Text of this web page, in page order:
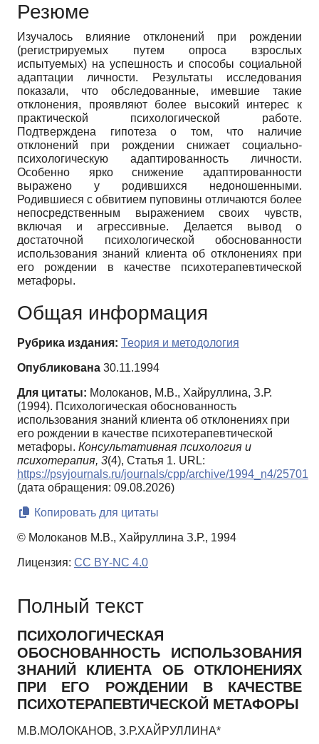
Резюме
Изучалось влияние отклонений при рождении
(регистрируемых путем опроса взрослых
испытуемых) на успешность и способы социальной
адаптации личности. Результаты исследования
показали, что обследованные, имевшие такие
отклонения, проявляют более высокий интерес к
практической психологической работе.
Подтверждена гипотеза о том, что наличие
отклонений при рождении снижает социально-
психологическую адаптированность личности.
Особенно ярко снижение адаптированности
выражено у родившихся недоношенными.
Родившиеся с обвитием пуповины отличаются более
непосредственным выражением своих чувств,
включая и агрессивные. Делается вывод о
достаточной психологической обоснованности
использования знаний клиента об отклонениях при
его рождении в качестве психотерапевтической
метафоры.
Общая информация
Рубрика издания: Теория и методология
Опубликована 30.11.1994
Для цитаты: Молоканов, М.В., Хайруллина, З.Р.
(1994). Психологическая обоснованность
использования знаний клиента об отклонениях при
его рождении в качестве психотерапевтической
метафоры. Консультативная психология и
психотерапия, 3(4), Статья 1. URL:
https://psyjournals.ru/journals/cpp/archive/1994_n4/25701
(дата обращения: 09.08.2026)
Копировать для цитаты
© Молоканов М.В., Хайруллина З.Р., 1994
Лицензия: CC BY-NC 4.0
Полный текст
ПСИХОЛОГИЧЕСКАЯ
ОБОСНОВАННОСТЬ ИСПОЛЬЗОВАНИЯ
ЗНАНИЙ КЛИЕНТА ОБ ОТКЛОНЕНИЯХ
ПРИ ЕГО РОЖДЕНИИ В КАЧЕСТВЕ
ПСИХОТЕРАПЕВТИЧЕСКОЙ МЕТАФОРЫ
М.В.МОЛОКАНОВ, З.Р.ХАЙРУЛЛИНА*